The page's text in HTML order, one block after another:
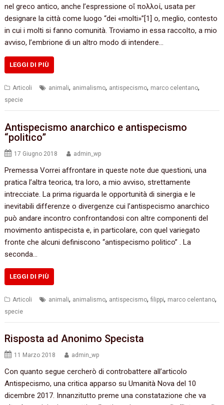
nel greco antico, anche l’espressione οἵ πολλοί, usata per
designare la città come luogo “dei «molti»”[1] o, meglio, contesto
in cui i molti si fanno comunità. Troviamo in essa raccolto, a mio
avviso, l’embrione di un altro modo di intendere…
LEGGI DI PIÙ
Articoli animali, animalismo, antispecismo, marco celentano,
specie
Antispecismo anarchico e antispecismo
“politico”
17 Giugno 2018 admin_wp
Premessa Vorrei affrontare in queste note due questioni, una
pratica l’altra teorica, tra loro, a mio avviso, strettamente
intrecciate. La prima riguarda le opportunità di sinergia e le
inevitabili differenze o divergenze cui l’antispecismo anarchico
può andare incontro confrontandosi con altre componenti del
movimento antispecista e, in particolare, con quel variegato
fronte che alcuni definiscono “antispecismo politico” . La
seconda…
LEGGI DI PIÙ
Articoli animali, animalismo, antispecismo,filippi, marco celentano,
specie
Risposta ad Anonimo Specista
11 Marzo 2018 admin_wp
Con quanto segue cercherò di controbattere all’articolo
Antispecismo, una critica apparso su Umanità Nova del 10
dicembre 2017. Innanzitutto preme una constatazione che va